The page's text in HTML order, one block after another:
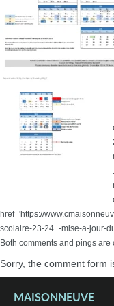
href='https://
scolaire-23-24_-mise-a-jour-
Both comments and pings are
Sorry, the comment form
MAISONNEUVE